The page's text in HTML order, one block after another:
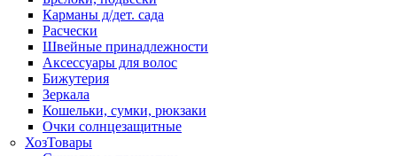
Карманы д/дет. сада
Расчески
Швейные принадлежности
Аксессуары для волос
Бижутерия
Зеркала
Кошельки, сумки, рюкзаки
Очки солнцезащитные
ХозТовары